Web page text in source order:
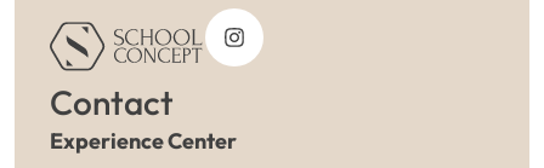
Contact
Experience Center